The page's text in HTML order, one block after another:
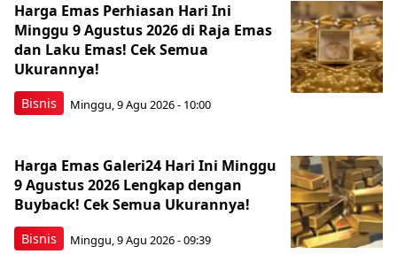
Bisnis
Harga Emas Perhiasan Hari Ini
Minggu 9 Agustus 2026 di Raja Emas
dan Laku Emas! Cek Semua
Ukurannya!
Minggu, 9 Agu 2026 - 10:00
Bisnis
Harga Emas Galeri24 Hari Ini Minggu
9 Agustus 2026 Lengkap dengan
Buyback! Cek Semua Ukurannya!
Minggu, 9 Agu 2026 - 09:39